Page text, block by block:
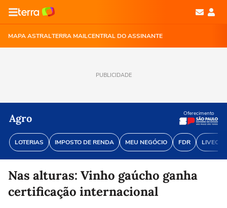
MAPA ASTRALTERRA MAILCENTRAL DO ASSINANTE
PUBLICIDADE
Agro
LOTERIAS IMPOSTO DE RENDA MEU NEGÓCIO FDR
Oferecimento
Nas alturas: Vinho gaúcho ganha
certificação internacional